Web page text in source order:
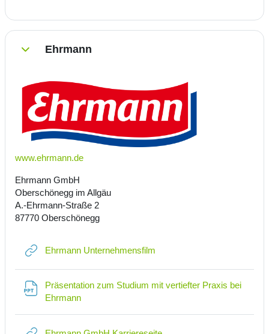
EinklappenEhrmann
www.ehrmann.de
Ehrmann GmbH
Oberschönegg im Allgäu
A.-Ehrmann-Straße 2
87770 Oberschönegg
Ehrmann Unternehmensfilm
Präsentation zum Studium mit vertiefter Praxis bei
Ehrmann